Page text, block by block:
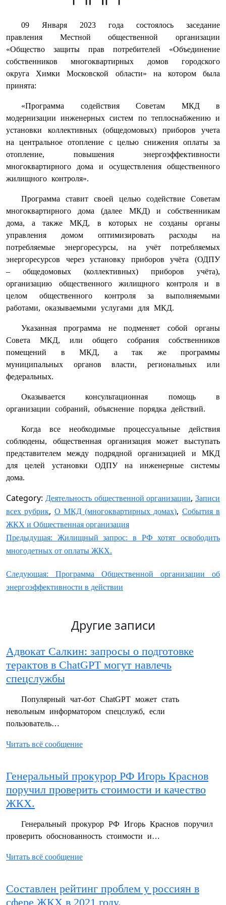
09 Января 2023 года состоялось заседание
правления Местной общественной организации
«Общество защиты прав потребителей «Объединение
собственников многоквартирных домов городского
округа Химки Московской области» на котором была
принята:
«Программа содействия Советам МКД в
модернизации инженерных систем по теплоснабжению и
установки коллективных (общедомовых) приборов учета
на центральное отопление с целью снижения оплаты за
отопление, повышения энергоэффективности
многоквартирного дома и осуществления общественного
жилищного контроля».
Программа ставит своей целью содействие Советам
многоквартирного дома (далее МКД) и собственникам
дома, а также МКД, в которых не созданы органы
управления домом оптимизировать расходы на
потребляемые энергоресурсы, на учёт потребляемых
энергоресурсов через установку приборов учёта (ОДПУ
– общедомовых (коллективных) приборов учёта),
организацию общественного жилищного контроля и в
целом общественного контроля за выполняемыми
работами, оказываемыми услугами для МКД.
Указанная программа не подменяет собой органы
Совета МКД, или общего собрания собственников
помещений в МКД, а так же программы
муниципальных органов власти, региональных или
федеральных.
Оказывается консультационная помощь в
организации собраний, объяснение порядка действий.
Когда все необходимые процессуальные действия
соблюдены, общественная организация может выступать
представителем между подрядной организацией и МКД
для целей установки ОДПУ на инженерные системы
дома.
Category: Деятельность общественной организации, Записи
всех рубрик, О МКД (многоквартирных домах), События в
ЖКХ и Общественная организация
Навигация
по
записям
Предыдущая:
Жилищный запрос: в РФ хотят освободить
многодетных от оплаты ЖКХ.
Следующая:
Программа Общественной организации об
энергоэффективности в действии
Другие записи
Адвокат Салкин: запросы о подготовке
терактов в ChatGPT могут навлечь
спецслужбы
Популярный чат-бот ChatGPT может стать
невольным информатором спецслужб, если
пользователь…
Читать всё сообщение
Генеральный прокурор РФ Игорь Краснов
поручил проверить стоимости и качество
ЖКХ.
Генеральный прокурор РФ Игорь Краснов поручил
проверить обоснованность стоимости и…
Читать всё сообщение
Составлен рейтинг проблем у россиян в